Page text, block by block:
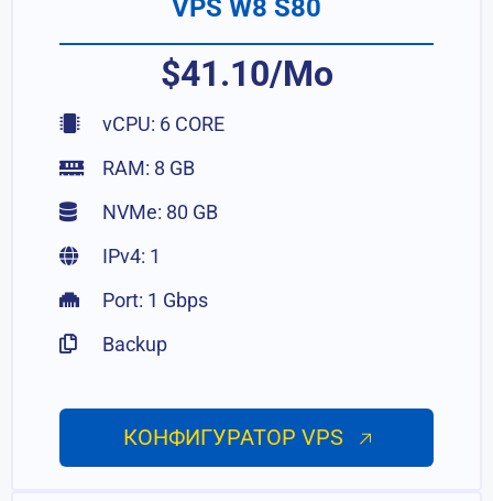
VPS W8 S80
$41.10/Mo
vCPU: 6 CORE
RAM: 8 GB
NVMe: 80 GB
IPv4: 1
Port: 1 Gbps
Backup
КОНФИГУРАТОР VPS